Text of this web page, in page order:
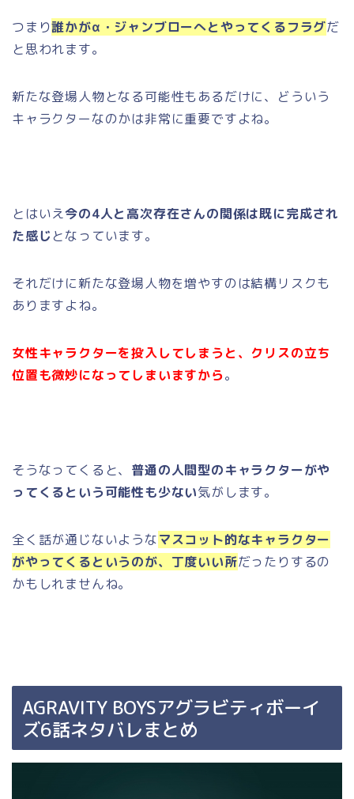
つまり誰かがα・ジャンブローへとやってくるフラグだ
と思われます。
新たな登場人物となる可能性もあるだけに、どういう
キャラクターなのかは非常に重要ですよね。
とはいえ今の4人と高次存在さんの関係は既に完成され
た感じとなっています。
それだけに新たな登場人物を増やすのは結構リスクも
ありますよね。
女性キャラクターを投入してしまうと、クリスの立ち
位置も微妙になってしまいますから。
そうなってくると、 普通の人間型のキャラクターがや
ってくるという可能性も少ない気がします。
全く話が通じないようなマスコット的なキャラクター
がやってくるというのが、丁度いい所だったりするの
かもしれませんね。
AGRAVITY BOYSアグラビティボーイ
ズ6話ネタバレまとめ